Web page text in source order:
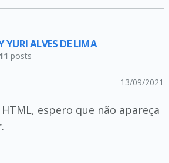
YURI ALVES DE LIMA
11 posts
13/09/2021
espero que não apareça